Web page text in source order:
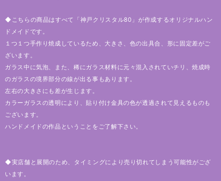
◆こちらの商品はすべて「神戸クリスタル80」が作成するオリジナルハン
ドメイドです。
１つ１つ手作り焼成しているため、大きさ、色の出具合、形に固定差がご
ざいます。
ガラス中に気泡、また、稀にガラス材料に元々混入されていチリ、焼成時
のガラスの境界部分の線が出る事もあります。
左右の大きさにも差が生じます。
カラーガラスの透明により、貼り付け金具の色が透過されて見えるものも
ございます。
ハンドメイドの作品ということをご了解下さい。
◆実店舗と展開のため、タイミングにより売り切れてしまう可能性がござ
います。